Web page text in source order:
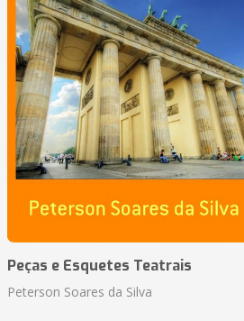
Peças e Esquetes Teatrais
Peterson Soares da Silva